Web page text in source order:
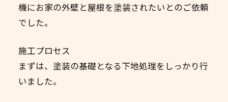
機にお家の外壁と屋根を塗装されたいとのご依頼
でした。
施工プロセス
まずは、塗装の基礎となる下地処理をしっかり行
いました。